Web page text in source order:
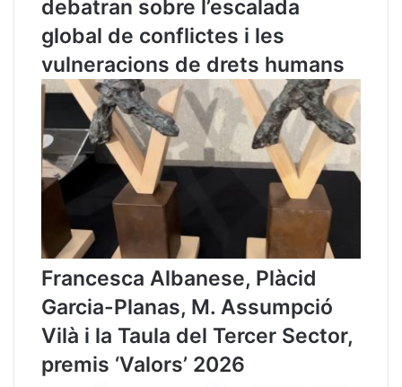
S
T
C
I
e
l
’
h
b
i
t
a
l
e
debatran sobre l’escalada
global de conflictes i les
vulneracions de drets humans
Francesca Albanese, Plàcid
Garcia-Planas, M. Assumpció
Vilà i la Taula del Tercer Sector,
premis ‘Valors’ 2026